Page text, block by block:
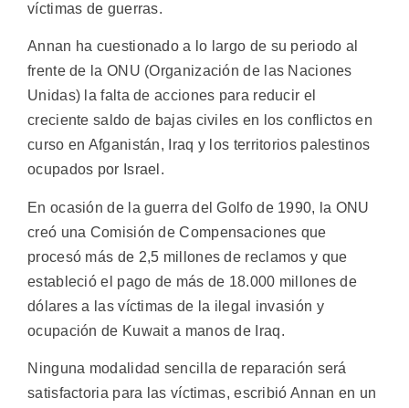
víctimas de guerras.
Annan ha cuestionado a lo largo de su periodo al
frente de la ONU (Organización de las Naciones
Unidas) la falta de acciones para reducir el
creciente saldo de bajas civiles en los conflictos en
curso en Afganistán, Iraq y los territorios palestinos
ocupados por Israel.
En ocasión de la guerra del Golfo de 1990, la ONU
creó una Comisión de Compensaciones que
procesó más de 2,5 millones de reclamos y que
estableció el pago de más de 18.000 millones de
dólares a las víctimas de la ilegal invasión y
ocupación de Kuwait a manos de Iraq.
Ninguna modalidad sencilla de reparación será
satisfactoria para las víctimas, escribió Annan en un